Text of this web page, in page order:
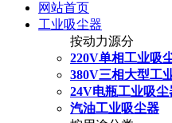
网站首页
工业吸尘器
按动力源分
220V单相工业吸
380V三相大型工
24V电瓶工业吸尘
汽油工业吸尘器